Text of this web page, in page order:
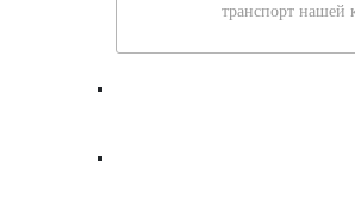
транспорт нашей